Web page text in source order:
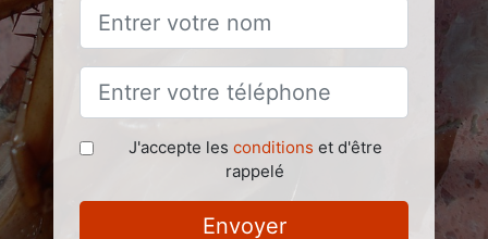
J'accepte les conditions et d'être
rappelé
Envoyer